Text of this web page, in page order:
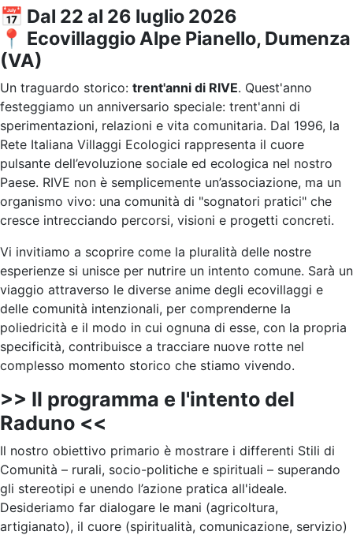
📅 Dal 22 al 26 luglio 2026
📍 Ecovillaggio Alpe Pianello, Dumenza
(VA)
Un traguardo storico: trent'anni di RIVE. Quest'anno
festeggiamo un anniversario speciale: trent'anni di
sperimentazioni, relazioni e vita comunitaria. Dal 1996, la
Rete Italiana Villaggi Ecologici rappresenta il cuore
pulsante dell’evoluzione sociale ed ecologica nel nostro
Paese. RIVE non è semplicemente un’associazione, ma un
organismo vivo: una comunità di "sognatori pratici" che
cresce intrecciando percorsi, visioni e progetti concreti.
Vi invitiamo a scoprire come la pluralità delle nostre
esperienze si unisce per nutrire un intento comune. Sarà un
viaggio attraverso le diverse anime degli ecovillaggi e
delle comunità intenzionali, per comprenderne la
poliedricità e il modo in cui ognuna di esse, con la propria
specificità, contribuisce a tracciare nuove rotte nel
complesso momento storico che stiamo vivendo.
>> Il programma e l'intento del
Raduno <<
Il nostro obiettivo primario è mostrare i differenti Stili di
Comunità – rurali, socio-politiche e spirituali – superando
gli stereotipi e unendo l’azione pratica all'ideale.
Desideriamo far dialogare le mani (agricoltura,
artigianato), il cuore (spiritualità, comunicazione, servizio)